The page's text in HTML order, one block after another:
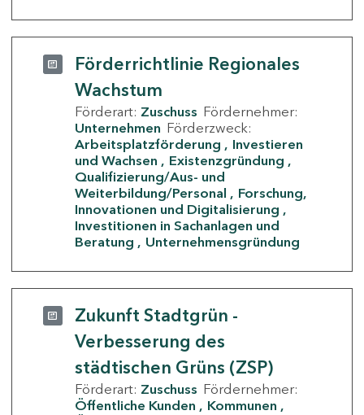
Förderrichtlinie Regionales
Wachstum
Förderart: Zuschuss Fördernehmer:
Unternehmen Förderzweck:
Arbeitsplatzförderung
Investieren
und Wachsen
Existenzgründung
Qualifizierung/Aus- und
Weiterbildung/Personal
Forschung,
Innovationen und Digitalisierung
Investitionen in Sachanlagen und
Beratung
Unternehmensgründung
Zukunft Stadtgrün -
Verbesserung des
städtischen Grüns (ZSP)
Förderart: Zuschuss Fördernehmer:
Öffentliche Kunden
Kommunen